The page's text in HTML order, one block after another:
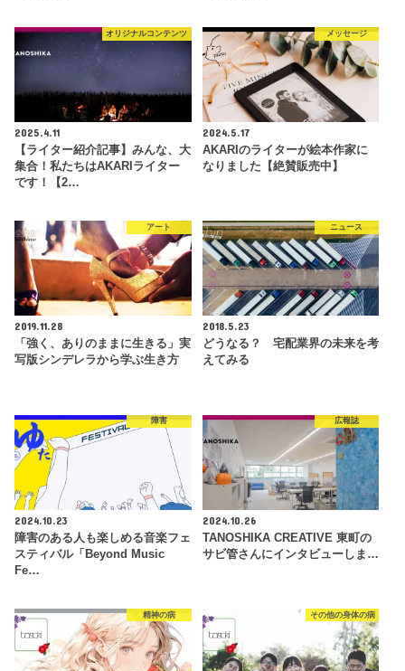
オリジナルコンテンツ
2025.4.11
【ライター紹介記事】みんな、大
集合！私たちはAKARIライター
です！【2…
メッセージ
2024.5.17
AKARIのライターが絵本作家に
なりました【絶賛販売中】
アート
2019.11.28
「強く、ありのままに生きる」実
写版シンデレラから学ぶ生き方
ニュース
2018.5.23
どうなる？ 宅配業界の未来を考
えてみる
障害
2024.10.23
障害のある人も楽しめる音楽フェ
スティバル「Beyond Music
Fe…
広報誌
2024.10.26
TANOSHIKA CREATIVE 東町の
サビ管さんにインタビューしま…
精神の病 その他の身体の病